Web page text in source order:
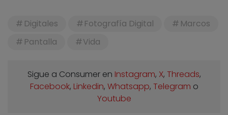
Digitales Fotografía Digital
Marcos
Pantalla
Vida
Sigue a Consumer en Instagram, X, Threads,
Facebook, Linkedin, Whatsapp, Telegram o
Youtube